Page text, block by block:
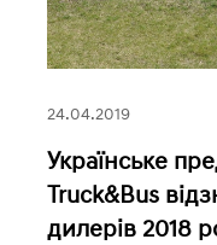
24.04.2019
Українське
Truck&Bus
дилерів 2018